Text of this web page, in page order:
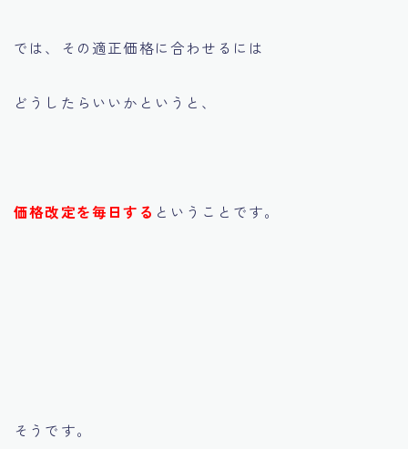
では、その適正価格に合わせるには
どうしたらいいかというと、
価格改定を毎日する ということです。
そうです。